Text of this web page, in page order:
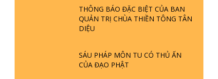
THÔNG BÁO ĐẶC BIỆT CỦA BAN
QUẢN TRỊ CHÙA THIỀN TÔNG TÂN
DIỆU
SÁU PHÁP MÔN TU CÓ THỦ ẤN
CỦA ĐẠO PHẬT
GIẢI ĐÁP THIỀN TÔNG ĐẶC BIỆT P21
- TẠI SAO ĐỨC PHẬT BƯỚC ĐI 7
GIẢI ĐÁP VỀ LỄ TIỄN THIỀN TÔNG SƯ